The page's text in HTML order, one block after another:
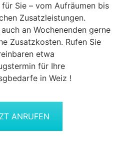
Sie – vom Aufräumen bis
Zusatzleistungen.
an Wochenenden gerne
Zusatzkosten. Rufen Sie
etwa
für Ihre
in Weiz !
ANRUFEN